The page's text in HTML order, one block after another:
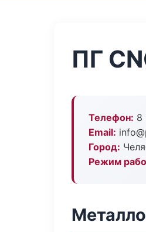
ПГ
Телефон: 8
Email:
Город:
Режим